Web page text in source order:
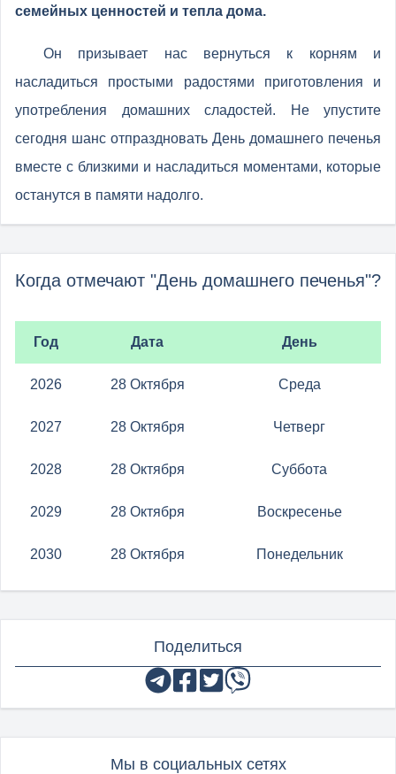
семейных ценностей и тепла дома.
Он призывает нас вернуться к корням и
насладиться простыми радостями приготовления и
употребления домашних сладостей. Не упустите
сегодня шанс отпраздновать День домашнего печенья
вместе с близкими и насладиться моментами, которые
останутся в памяти надолго.
Когда отмечают "День домашнего печенья"?
Год Дата День
2026 28 Октября Среда
2027 28 Октября Четверг
2028 28 Октября Суббота
2029 28 Октября Воскресенье
2030 28 Октября Понедельник
Поделиться
Мы в социальных сетях